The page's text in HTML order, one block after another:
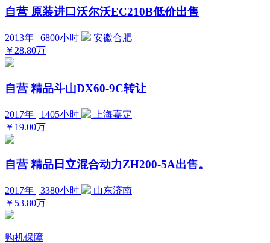
自营 原装进口沃尔沃EC210B低价出售
2013年 | 6800小时
安徽合肥
￥28.80万
自营 精品斗山DX60-9C转让
2017年 | 1405小时
上海嘉定
￥19.00万
自营 精品日立混合动力ZH200-5A出售。
2017年 | 3380小时
山东济南
￥53.80万
购机保障